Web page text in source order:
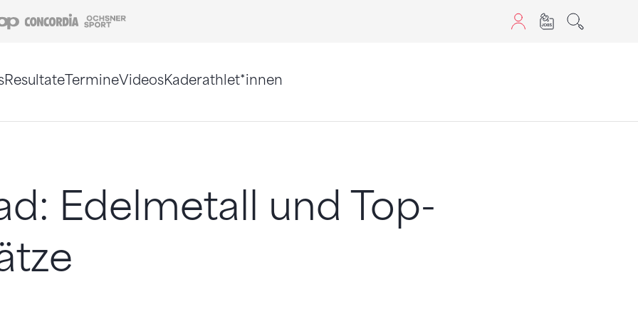
Coop Concordia
ResultateTermineVideosKaderathlet*innen
Edelmetall und Top-